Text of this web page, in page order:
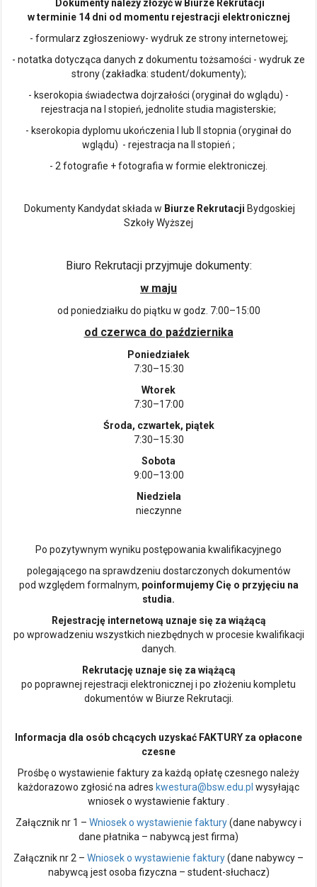
Dokumenty należy złożyć w Biurze Rekrutacji
w terminie 14 dni od momentu rejestracji elektronicznej
- formularz zgłoszeniowy- wydruk ze strony internetowej;
- notatka dotycząca danych z dokumentu tożsamości - wydruk ze
strony (zakładka: student/dokumenty);
- kserokopia świadectwa dojrzałości (oryginał do wglądu) -
rejestracja na I stopień, jednolite studia magisterskie;
- kserokopia dyplomu ukończenia I lub II stopnia (oryginał do
wglądu) - rejestracja na II stopień ;
- 2 fotografie + fotografia w formie elektroniczej.
Dokumenty Kandydat składa w Biurze Rekrutacji Bydgoskiej
Szkoły Wyższej
Biuro Rekrutacji przyjmuje dokumenty:
w maju
od poniedziałku do piątku w godz. 7:00–15:00
od czerwca do października
Poniedziałek
7:30–15:30
Wtorek
7:30–17:00
Środa, czwartek, piątek
7:30–15:30
Sobota
9:00–13:00
Niedziela
nieczynne
Po pozytywnym wyniku postępowania kwalifikacyjnego
polegającego na sprawdzeniu dostarczonych dokumentów
pod względem formalnym, poinformujemy Cię o przyjęciu na
studia.
Rejestrację internetową uznaje się za wiążącą
po wprowadzeniu wszystkich niezbędnych w procesie kwalifikacji
danych.
Rekrutację uznaje się za wiążącą
po poprawnej rejestracji elektronicznej i po złożeniu kompletu
dokumentów w Biurze Rekrutacji.
Informacja dla osób chcących uzyskać FAKTURY za opłacone
czesne
Prośbę o wystawienie faktury za każdą opłatę czesnego należy
każdorazowo zgłosić na adres kwestura@bsw.edu.pl wysyłając
wniosek o wystawienie faktury .
Załącznik nr 1 – Wniosek o wystawienie faktury(dane nabywcy i
dane płatnika – nabywcą jest firma)
Załącznik nr 2 – Wniosek o wystawienie faktury(dane nabywcy –
nabywcą jest osoba fizyczna – student-słuchacz)